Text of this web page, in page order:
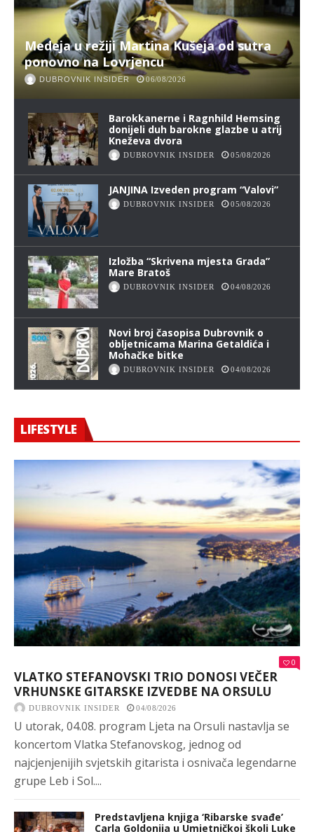
Medeja u režiji Martina Kušeja od sutra
ponovno na Lovrjencu
DUBROVNIK INSIDER 06/08/2026
Barokkanerne i Ragnhild Hemsing
donijeli duh barokne glazbe u atrij
Kneževa dvora
DUBROVNIK INSIDER 05/08/2026
JANJINA Izveden program “Valovi”
DUBROVNIK INSIDER 05/08/2026
Izložba “Skrivena mjesta Grada”
Mare Bratoš
DUBROVNIK INSIDER 04/08/2026
Novi broj časopisa Dubrovnik o
obljetnicama Marina Getaldića i
Mohačke bitke
DUBROVNIK INSIDER 04/08/2026
LIFESTYLE
0
VLATKO STEFANOVSKI TRIO DONOSI VEČER
VRHUNSKE GITARSKE IZVEDBE NA ORSULU
DUBROVNIK INSIDER 04/08/2026
U utorak, 04.08. program Ljeta na Orsuli nastavlja se
koncertom Vlatka Stefanovskog, jednog od
najcjenjenijih svjetskih gitarista i osnivača legendarne
grupe Leb i Sol....
Predstavljena knjiga ‘Ribarske svađe’
Carla Goldonija u Umjetničkoj školi Luke